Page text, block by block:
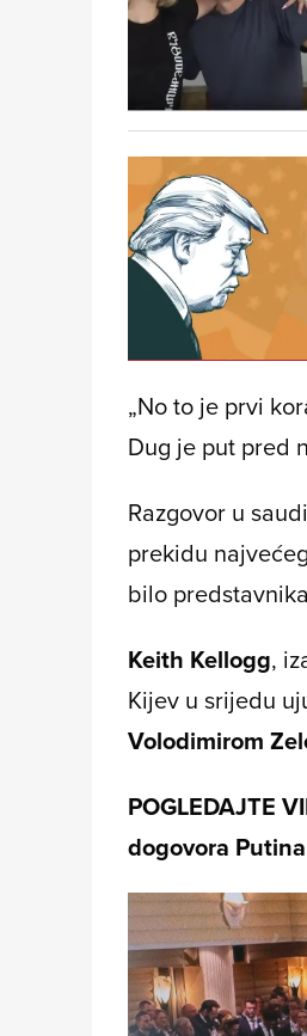
„No to je prvi
Dug je put pred
Razgovor u
prekidu
bilo
Keith Kellogg,
Kijev u srijedu
Volodimirom
POGLEDAJTE
dogovora